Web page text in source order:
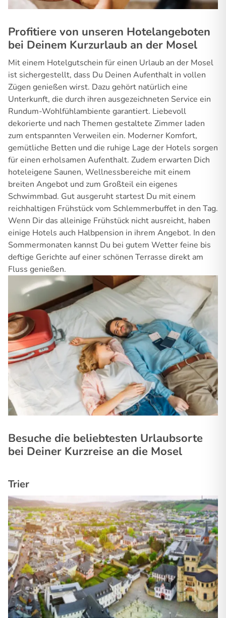
Profitiere von unseren Hotelangeboten
bei Deinem Kurzurlaub an der Mosel
Mit einem Hotelgutschein für einen Urlaub an der Mosel
ist sichergestellt, dass Du Deinen Aufenthalt in vollen
Zügen genießen wirst. Dazu gehört natürlich eine
Unterkunft, die durch ihren ausgezeichneten Service ein
Rundum-Wohlfühlambiente garantiert. Liebevoll
dekorierte und nach Themen gestaltete Zimmer laden
zum entspannten Verweilen ein. Moderner Komfort,
gemütliche Betten und die ruhige Lage der Hotels sorgen
für einen erholsamen Aufenthalt. Zudem erwarten Dich
hoteleigene Saunen, Wellnessbereiche mit einem
breiten Angebot und zum Großteil ein eigenes
Schwimmbad. Gut ausgeruht startest Du mit einem
reichhaltigen Frühstück vom Schlemmerbuffet in den Tag.
Wenn Dir das alleinige Frühstück nicht ausreicht, haben
einige Hotels auch Halbpension in ihrem Angebot. In den
Sommermonaten kannst Du bei gutem Wetter feine bis
deftige Gerichte auf einer schönen Terrasse direkt am
Fluss genießen.
Besuche die beliebtesten Urlaubsorte
bei Deiner Kurzreise an die Mosel
Trier